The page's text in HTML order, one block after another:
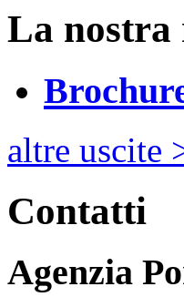
La nostra
altre uscite
Contatti
Agenzia